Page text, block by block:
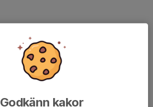
Godkänn kakor